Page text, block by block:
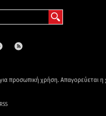
προσωπική χρήση.
RSS